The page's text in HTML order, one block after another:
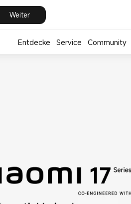
Weiter
Entdecke ⁣Service Community